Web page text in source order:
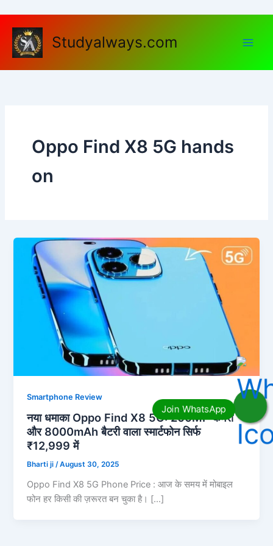
content
Studyalways.com
Oppo Find X8 5G hands
on
Smartphone Review
नया धमाका Oppo Find X8 5G: 200MP कैमरा
और 8000mAh बैटरी वाला स्मार्टफोन सिर्फ
₹12,999 में
Bharti ji/August 30, 2025
Oppo Find X8 5G Phone Price : आज के समय में मोबाइल
फोन हर किसी की ज़रूरत बन चुका है। […]